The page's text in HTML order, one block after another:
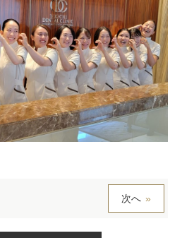
次へ »